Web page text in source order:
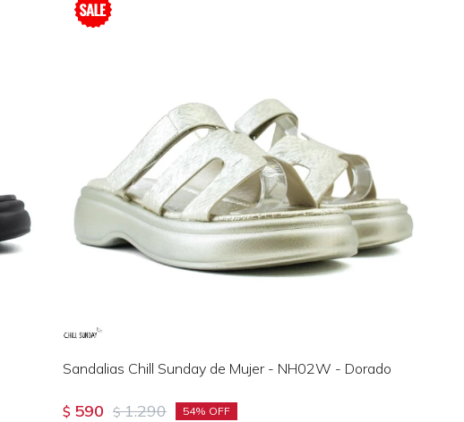
Sandalias Chill Sunday de Mujer - NH02W - Dorado
$ 590 $ 1.290 54